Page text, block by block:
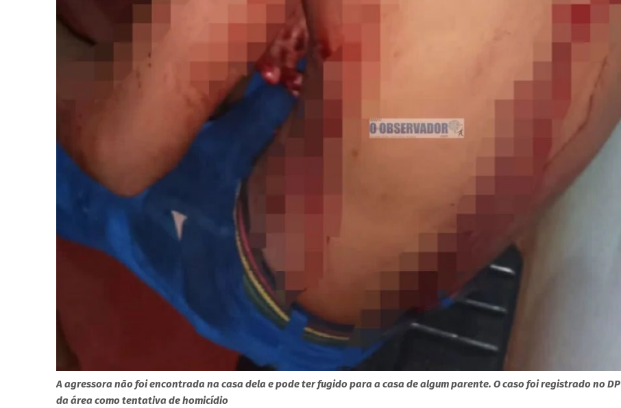
A agressora não foi encontrada na casa dela e pode ter fugido para a casa de algum parente. O caso foi registrado no DP
da área como tentativa de homicídio